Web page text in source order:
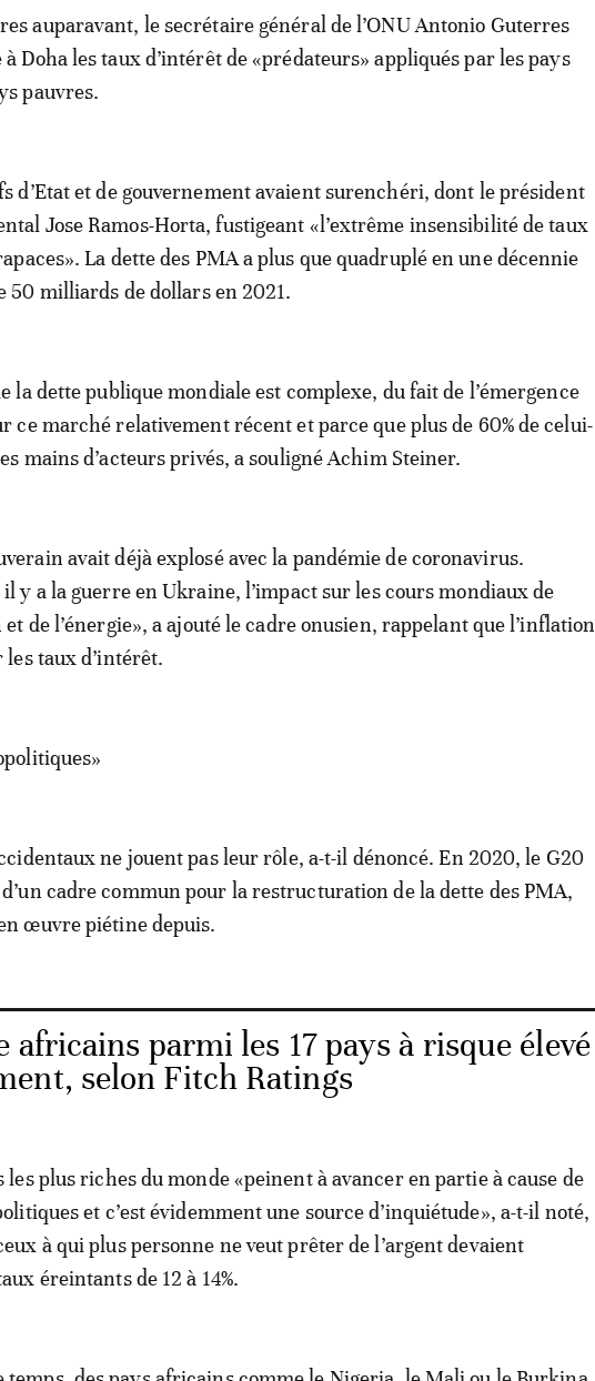
auparavant, le secrétaire général de l’ONU Antonio Guterres
Doha les taux d’intérêt de «prédateurs» appliqués par les pays
pauvres.
d’Etat et de gouvernement avaient surenchéri, dont le président
Jose Ramos-Horta, fustigeant «l’extrême insensibilité de taux
La dette des PMA a plus que quadruplé en une décennie
50 milliards de dollars en 2021.
la dette publique mondiale est complexe, du fait de l’émergence
ce marché relativement récent et parce que plus de 60% de celui-
mains d’acteurs privés, a souligné Achim Steiner.
avait déjà explosé avec la pandémie de coronavirus.
y a la guerre en Ukraine, l’impact sur les cours mondiaux de
de l’énergie», a ajouté le cadre onusien, rappelant que l’inflation
taux d’intérêt.
ne jouent pas leur rôle, a-t-il dénoncé. En 2020, le G20
cadre commun pour la restructuration de la dette des PMA,
œuvre piétine depuis.
africains parmi les 17 pays à risque élevé
selon Fitch Ratings
les plus riches du monde «peinent à avancer en partie à cause de
et c’est évidemment une source d’inquiétude», a-t-il noté,
à qui plus personne ne veut prêter de l’argent devaient
éreintants de 12 à 14%.